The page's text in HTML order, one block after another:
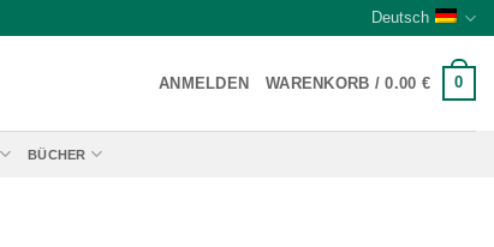
Deutsch
ANMELDEN WARENKORB /0.00 € 0
BÜCHER